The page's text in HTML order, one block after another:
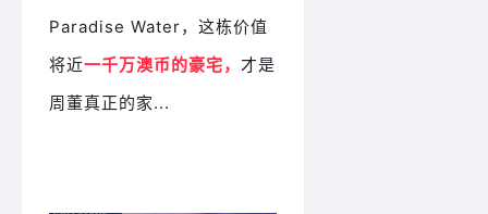
Paradise Water，这栋价值
将近一千万澳币的豪宅， 才是
周董真正的家...